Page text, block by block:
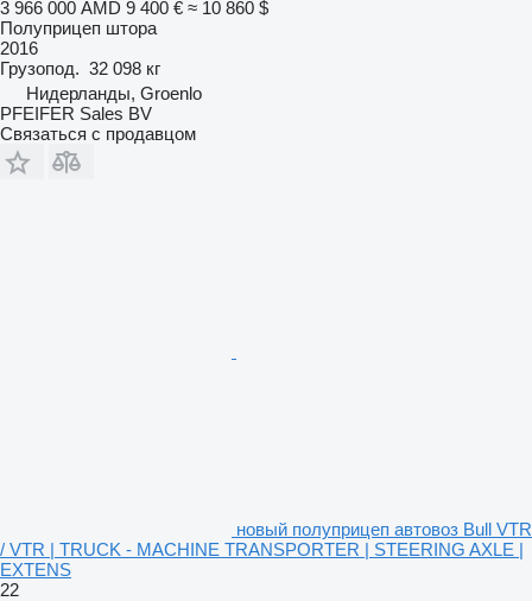
3 966 000 AMD 9 400 € ≈ 10 860 $
Полуприцеп штора
2016
Грузопод. 32 098 кг
Нидерланды, Groenlo
PFEIFER Sales BV
Связаться с продавцом
новый полуприцеп автовоз Bull VTR
/ VTR | TRUCK - MACHINE TRANSPORTER | STEERING AXLE |
EXTENS
22